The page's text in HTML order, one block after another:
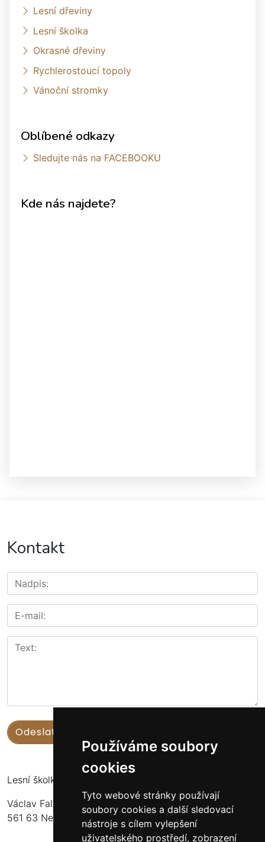
Používáme soubory
cookies
Tyto webové stránky používají
soubory cookies a další sledovací
nástroje s cílem vylepšení
uživatelského prostředí, zobrazení
Lesní dřeviny
Lesní školka
Okrasné dřeviny
Rychlerostoucí topoly
Vánoční stromky
Oblíbené odkazy
Sledujte nás na FACEBOOKU
Kde nás najdete?
Kontakt
Lesní školka Nekoř
Václav Faltus
561 63 Nekoř 251